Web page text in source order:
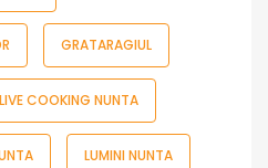
GRATARAGIUL
LIVE COOKING NUNTA
LUMINI NUNTA